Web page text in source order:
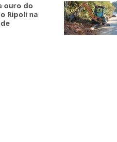
ouro do
Ripoli na